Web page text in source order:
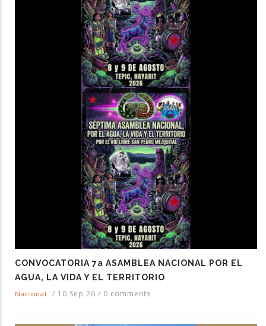
CONVOCATORIA 7a ASAMBLEA NACIONAL POR EL
AGUA, LA VIDA Y EL TERRITORIO
Nacional / 10 Sep 26 / 0 comments